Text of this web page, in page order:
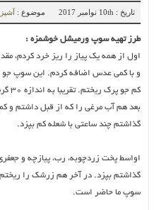
تاریخ : 10th نوامبر 2017 موضوع :
طرز تهیه سوپ ورمیشل خوشمزه :
اول از همه یک پیاز را ریز خرد کردم،
و با کمی عدس اضافه کردم. این سوپ جو
کم جو پرک ریختم. تقریبا به اندازه 30 گرم.
بعد هم آب مرغی را که از قبل داشتم و
گذاشتم چند ساعتی با شعله کم بپزد.
اواسط پخت زردچوبه، رب، پیازچه و
گذاشتم بپزد. در آخر هم زرشک را
سوپ ما حاضر است.